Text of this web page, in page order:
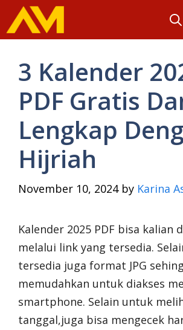
Skip
to
3 Kalender
PDF Gratis
Lengkap
Hijriah
November 10, 2024 by Karina
Kalender 2025 PDF bisa kalian
melalui link yang tersedia.
tersedia juga format JPG
memudahkan untuk diakses
smartphone. Selain untuk
tanggal,juga bisa mengecek